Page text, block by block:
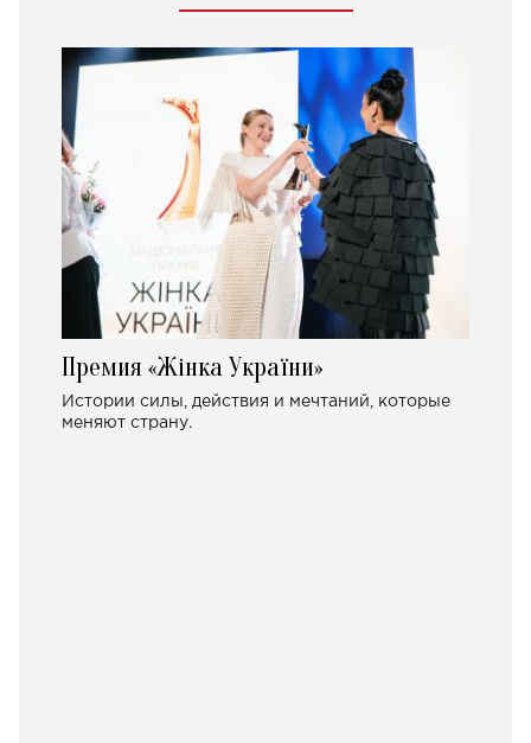
Премия «Жінка України»
Истории силы, действия и мечтаний, которые
меняют страну.